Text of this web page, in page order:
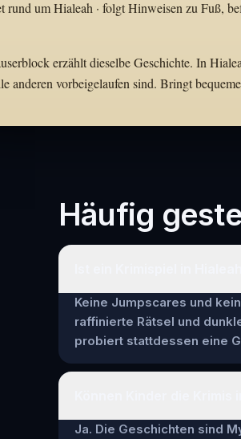
rund um Hialeah · folgt Hinweisen zu Fuß,
erzählt dieselbe Geschichte. In
anderen vorbeigelaufen sind. Bringt
Häufig
Keine Jumpscares und
raffinierte Rätsel und
probiert stattdessen eine
Ja. Die Geschichten sind